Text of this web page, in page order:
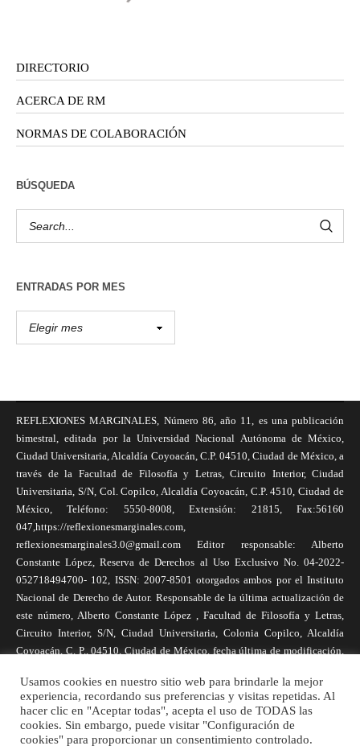
DIRECTORIO
ACERCA DE RM
NORMAS DE COLABORACIÓN
BÚSQUEDA
ENTRADAS POR MES
REFLEXIONES MARGINALES, Número 86, año 11, es una publicación
bimestral, editada por la Universidad Nacional Autónoma de México,
Ciudad Universitaria, Alcaldía Coyoacán, C.P. 04510, Ciudad de México, a
través de la Facultad de Filosofía y Letras, Circuito Interior, Ciudad
Universitaria, S/N, Col. Copilco, Alcaldía Coyoacán, C.P. 4510, Ciudad de
México, Teléfono: 5550-8008, Extensión: 21815, Fax:56160
047,https://reflexionesmarginales.com,
reflexionesmarginales3.0@gmail.com Editor responsable: Alberto
Constante López, Reserva de Derechos al Uso Exclusivo No. 04-2022-
052718494700- 102, ISSN: 2007-8501 otorgados ambos por el Instituto
Nacional de Derecho de Autor. Responsable de la última actualización de
este número, Alberto Constante López , Facultad de Filosofía y Letras,
Circuito Interior, S/N, Ciudad Universitaria, Colonia Copilco, Alcaldía
Coyoacán, C. P., 04510, Ciudad de México, fecha última de modificación,
necesariamente reflejan la postura de la revista, ni de Universidad Nacional
Autónoma de México. Los autores son responsables de los contenidos de
sus artículos. Se autoriza la reproducción total o parcial de los textos aquí
publicados siempre y cuando se cite la fuente completa y la dirección
Usamos cookies en nuestro sitio web para brindarle la mejor
experiencia, recordando sus preferencias y visitas repetidas. Al
hacer clic en "Aceptar todas", acepta el uso de TODAS las
cookies. Sin embargo, puede visitar "Configuración de
cookies" para proporcionar un consentimiento controlado.